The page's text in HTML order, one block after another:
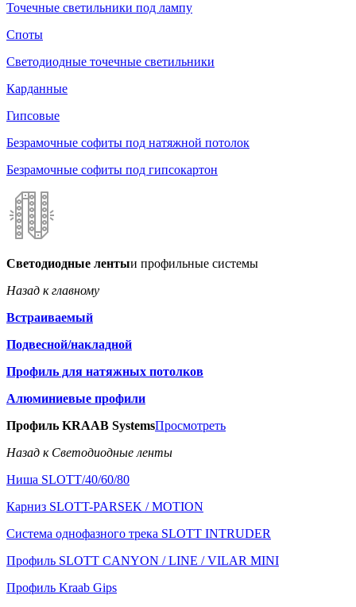
Точечные светильники под лампу
Споты
Светодиодные точечные светильники
Карданные
Гипсовые
Безрамочные софиты под натяжной потолок
Безрамочные софиты под гипсокартон
Светодиодные лентыи профильные системы
Назад к главному
Встраиваемый
Подвесной/накладной
Профиль для натяжных потолков
Алюминиевые профили
Профиль KRAAB SystemsПросмотреть
Назад к Светодиодные ленты
Ниша SLOTT/40/60/80
Карниз SLOTT-PARSEK / MOTION
Система однофазного трека SLOTT INTRUDER
Профиль SLOTT CANYON / LINE / VILAR MINI
Профиль Kraab Gips